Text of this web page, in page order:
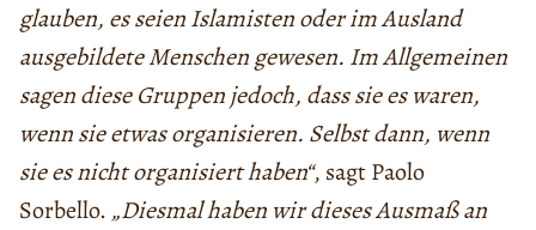
glauben, es seien Islamisten oder im Ausland
ausgebildete Menschen gewesen. Im Allgemeinen
sagen diese Gruppen jedoch, dass sie es waren,
wenn sie etwas organisieren. Selbst dann, wenn
sie es nicht organisiert haben“, sagt Paolo
Sorbello. „Diesmal haben wir dieses Ausmaß an